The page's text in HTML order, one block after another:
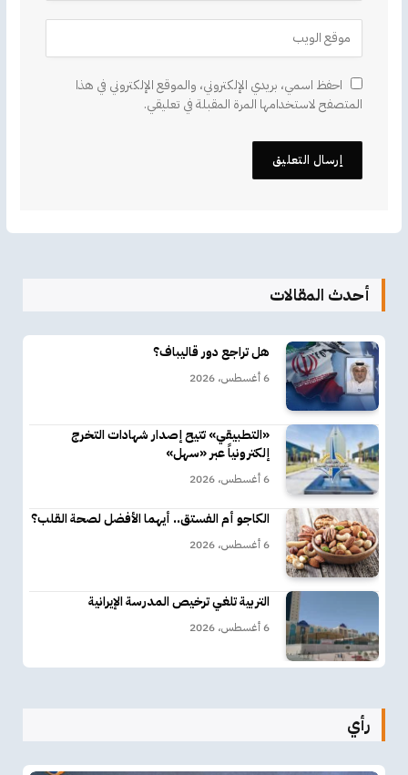
احفظ اسمي، بريدي الإلكتروني، والموقع الإلكتروني في هذا
المتصفح لاستخدامها المرة المقبلة في تعليقي.
أحدث المقالات
هل تراجع دور قاليباف؟
6 أغسطس، 2026
«التطبيقي» تتيح إصدار شهادات التخرج
إلكترونياً عبر «سهل»
6 أغسطس، 2026
الكاجو أم الفستق.. أيهما الأفضل لصحة القلب؟
6 أغسطس، 2026
التربية تلغي ترخيص المدرسة الإيرانية
6 أغسطس، 2026
رأي